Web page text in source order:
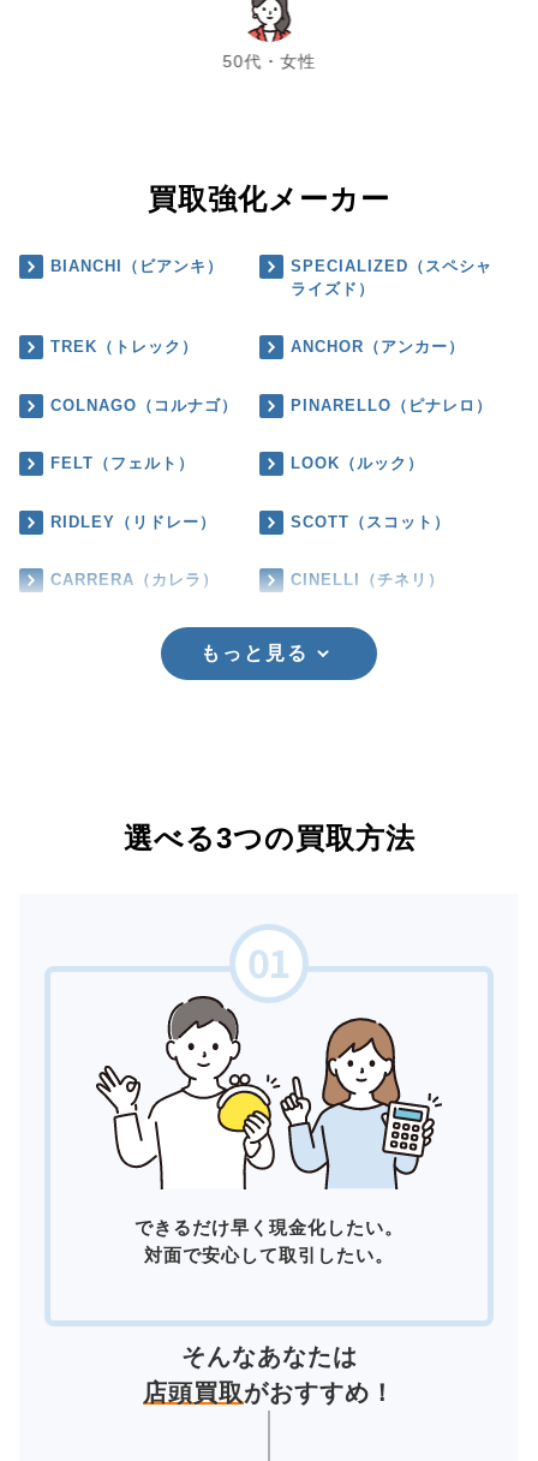
50代・女性
chevron_left chevron_right
買取強化メーカー
BIANCHI（ビアンキ）
SPECIALIZED（スペシャ
ライズド）
TREK（トレック） ANCHOR（アンカー）
COLNAGO（コルナゴ） PINARELLO（ピナレロ）
FELT（フェルト） LOOK（ルック）
RIDLEY（リドレー） SCOTT（スコット）
CARRERA（カレラ） CINELLI（チネリ）
もっと見る
選べる3つの買取方法
できるだけ早く現金化したい。
対面で安心して取引したい。
そんなあなたは
店頭買取がおすすめ！